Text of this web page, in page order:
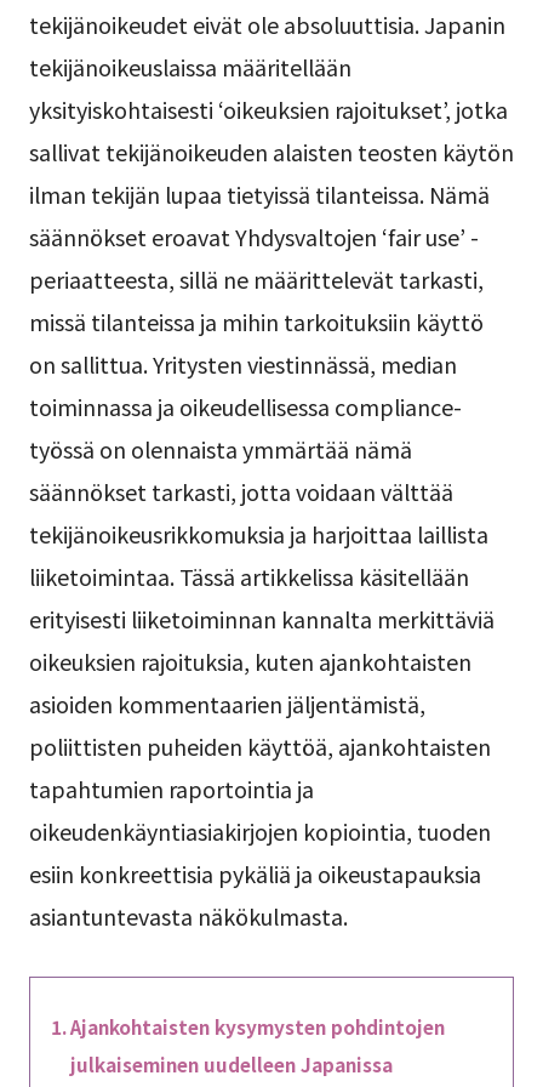
tekijänoikeudet eivät ole absoluuttisia. Japanin
tekijänoikeuslaissa määritellään
yksityiskohtaisesti ‘oikeuksien rajoitukset’, jotka
sallivat tekijänoikeuden alaisten teosten käytön
ilman tekijän lupaa tietyissä tilanteissa. Nämä
säännökset eroavat Yhdysvaltojen ‘fair use’ -
periaatteesta, sillä ne määrittelevät tarkasti,
missä tilanteissa ja mihin tarkoituksiin käyttö
on sallittua. Yritysten viestinnässä, median
toiminnassa ja oikeudellisessa compliance-
työssä on olennaista ymmärtää nämä
säännökset tarkasti, jotta voidaan välttää
tekijänoikeusrikkomuksia ja harjoittaa laillista
liiketoimintaa. Tässä artikkelissa käsitellään
erityisesti liiketoiminnan kannalta merkittäviä
oikeuksien rajoituksia, kuten ajankohtaisten
asioiden kommentaarien jäljentämistä,
poliittisten puheiden käyttöä, ajankohtaisten
tapahtumien raportointia ja
oikeudenkäyntiasiakirjojen kopiointia, tuoden
esiin konkreettisia pykäliä ja oikeustapauksia
asiantuntevasta näkökulmasta.
Ajankohtaisten kysymysten pohdintojen
julkaiseminen uudelleen Japanissa